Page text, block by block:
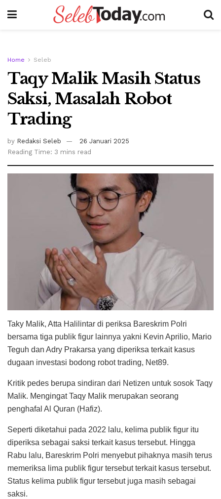
Home Seleb
Taqy Malik Masih Status
Saksi, Masalah Robot
Trading
by Redaksi Seleb
26 Januari 2025
Reading Time: 3 mins read
Taky Malik, Atta Halilintar di periksa Bareskrim Polri
bersama tiga publik figur lainnya yakni Kevin Aprilio, Mario
Teguh dan Adry Prakarsa yang diperiksa terkait kasus
dugaan investasi bodong robot trading, Net89.
Kritik pedes berupa sindiran dari Netizen untuk sosok Taqy
Malik. Mengingat Taqy Malik merupakan seorang
penghafal Al Quran (Hafiz).
Seperti diketahui pada 2022 lalu, kelima publik figur itu
diperiksa sebagai saksi terkait kasus tersebut. Hingga
Rabu lalu, Bareskrim Polri menyebut pihaknya masih terus
memeriksa lima publik figur tersebut terkait kasus tersebut.
Status kelima publik figur tersebut juga masih sebagai
saksi.